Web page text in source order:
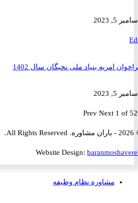
امریه بنیاد ملی نخبگان سال 1402
PrevNext 1
Website Design:
مشاوره نظام وظیفه